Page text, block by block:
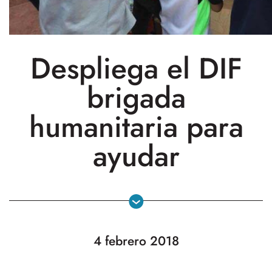
Despliega el DIF
brigada
humanitaria para
ayudar
4 febrero 2018